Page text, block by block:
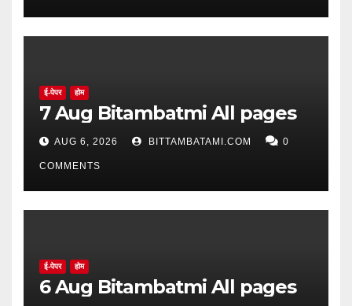
ई-पेपर होम
7 Aug Bitambatmi All pages
AUG 6, 2026 BITTAMBATAMI.COM 0
COMMENTS
ई-पेपर होम
6 Aug Bitambatmi All pages